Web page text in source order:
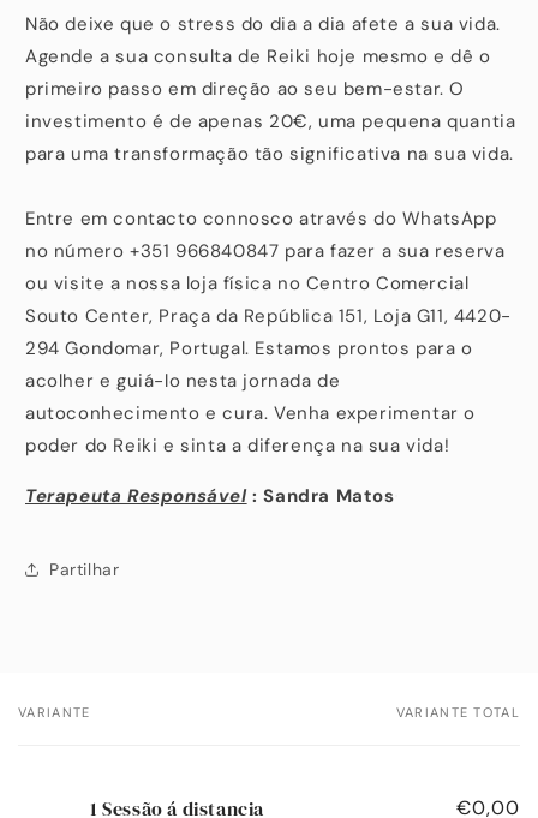
Não deixe que o stress do dia a dia afete a sua vida.
Agende a sua consulta de Reiki hoje mesmo e dê o
primeiro passo em direção ao seu bem-estar. O
investimento é de apenas 20€, uma pequena quantia
para uma transformação tão significativa na sua vida.
Entre em contacto connosco através do WhatsApp
no número +351 966840847 para fazer a sua reserva
ou visite a nossa loja física no Centro Comercial
Souto Center, Praça da República 151, Loja G11, 4420-
294 Gondomar, Portugal. Estamos prontos para o
acolher e guiá-lo nesta jornada de
autoconhecimento e cura. Venha experimentar o
poder do Reiki e sinta a diferença na sua vida!
Terapeuta Responsável: Sandra Matos
Partilhar
O
VARIANTE VARIANTE TOTAL
1 Sessão á distancia €0,00